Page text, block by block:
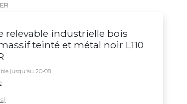
relevable industrielle bois
teinté et métal noir L110
jusqu'au 20-08